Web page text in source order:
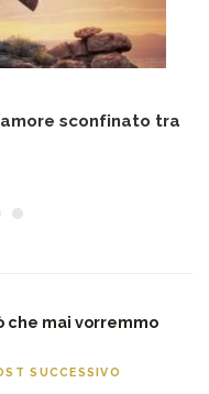
sconfinato tra
che mai vorremmo
SUCCESSIVO